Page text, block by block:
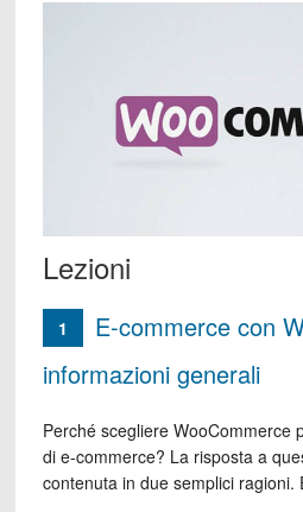
Lezioni
1
E-commerce con
informazioni generali
Perché scegliere WooCommerce
di e-commerce? La risposta a
contenuta in due semplici ragioni.